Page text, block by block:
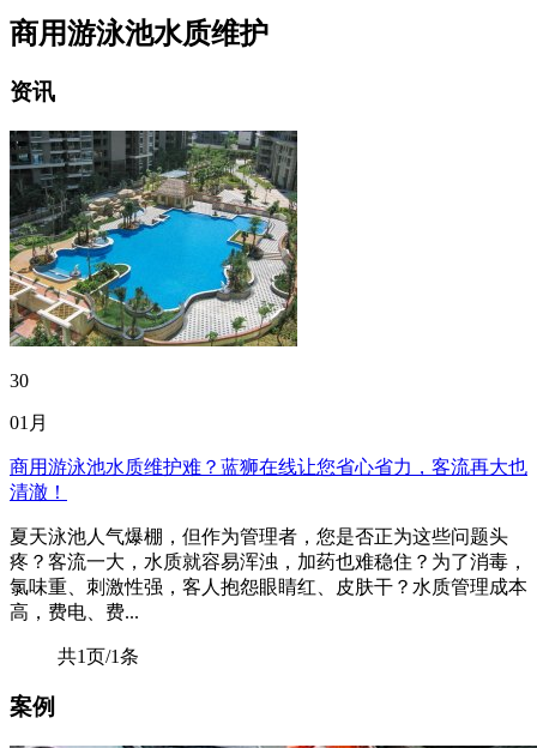
商用游泳池水质维护
资讯
30
01月
商用游泳池水质维护难？蓝狮在线让您省心省力，客流再大也
清澈！
夏天泳池人气爆棚，但作为管理者，您是否正为这些问题头
疼？客流一大，水质就容易浑浊，加药也难稳住？为了消毒，
氯味重、刺激性强，客人抱怨眼睛红、皮肤干？水质管理成本
高，费电、费...
共1页/1条
案例